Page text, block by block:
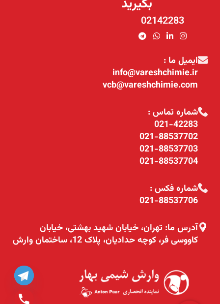
02142283
ایمیل ما :
info@vareshchimie.ir
vcb@vareshchimie.com
شماره تماس :
021-42283
021-88537702
021-88537703
021-88537704
شماره فکس :
021-88537706
آدرس ما: تهران، خیابان شهید بهشتی، خیابان
کاووسی فر، کوچه حدادیان، پلاک 12، ساختمان وارش